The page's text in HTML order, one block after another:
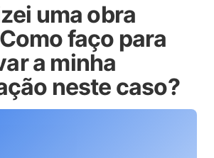
uma obra
faço para
a minha
neste caso?